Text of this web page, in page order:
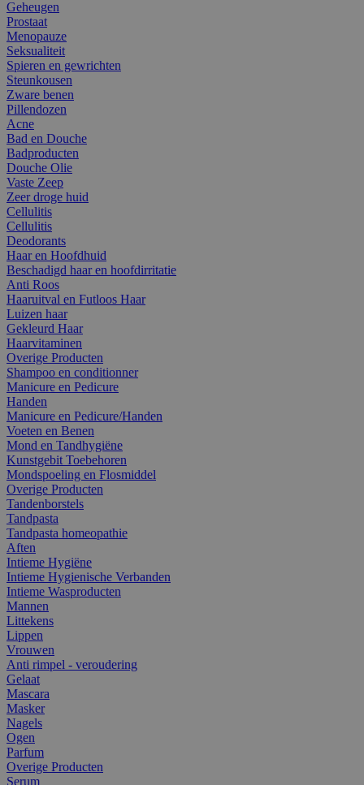
Geheugen
Prostaat
Menopauze
Seksualiteit
Spieren en gewrichten
Steunkousen
Zware benen
Pillendozen
Acne
Bad en Douche
Badproducten
Douche Olie
Vaste Zeep
Zeer droge huid
Cellulitis
Cellulitis
Deodorants
Haar en Hoofdhuid
Beschadigd haar en hoofdirritatie
Anti Roos
Haaruitval en Futloos Haar
Luizen haar
Gekleurd Haar
Haarvitaminen
Overige Producten
Shampoo en conditionner
Manicure en Pedicure
Handen
Manicure en Pedicure/Handen
Voeten en Benen
Mond en Tandhygiëne
Kunstgebit Toebehoren
Mondspoeling en Flosmiddel
Overige Producten
Tandenborstels
Tandpasta
Tandpasta homeopathie
Aften
Intieme Hygiëne
Intieme Hygienische Verbanden
Intieme Wasproducten
Mannen
Littekens
Lippen
Vrouwen
Anti rimpel - veroudering
Gelaat
Mascara
Masker
Nagels
Ogen
Parfum
Overige Producten
Serum